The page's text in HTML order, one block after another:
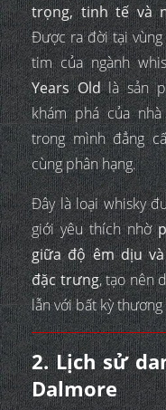
trọng, tinh tế và
Được ra đời tại
tim của ngành
Years Oldlà sản
khám phá của
trong mình đẳng
cùng phân hạng.
Đây là loại whisky
giới yêu thích nhờ
giữa độ êm dịu
đặc trưng, tạo nên
lẫn với bất kỳ
2. Lịch sử
Dalmore